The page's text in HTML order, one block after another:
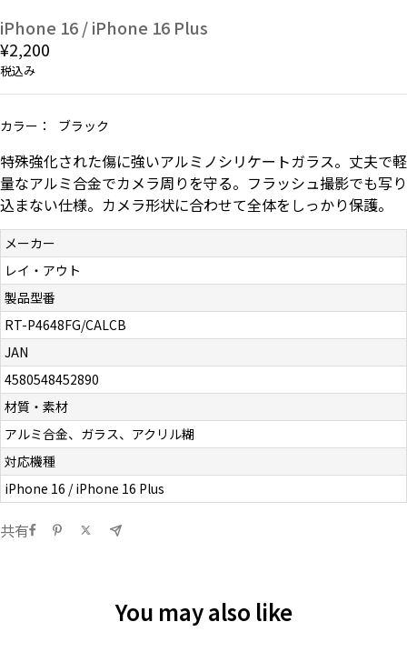
よくある質問
お問い合わせ（企業様）
プライバシーポリシー
iPhone 16 / iPhone 16 Plus
¥2,200
税込み
カラー： ブラック
特殊強化された傷に強いアルミノシリケートガラス。丈夫で軽
量なアルミ合金でカメラ周りを守る。フラッシュ撮影でも写り
込まない仕様。カメラ形状に合わせて全体をしっかり保護。
メーカー
レイ・アウト
製品型番
RT-P4648FG/CALCB
JAN
4580548452890
材質・素材
アルミ合金、ガラス、アクリル糊
対応機種
iPhone 16 / iPhone 16 Plus
共有
You may also like